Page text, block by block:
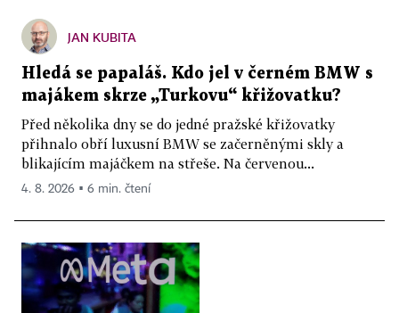
JAN KUBITA
Hledá se papaláš. Kdo jel v černém BMW s
majákem skrze „Turkovu“ křižovatku?
Před několika dny se do jedné pražské křižovatky
přihnalo obří luxusní BMW se začerněnými skly a
blikajícím majáčkem na střeše. Na červenou...
4. 8. 2026 ▪ 6 min. čtení